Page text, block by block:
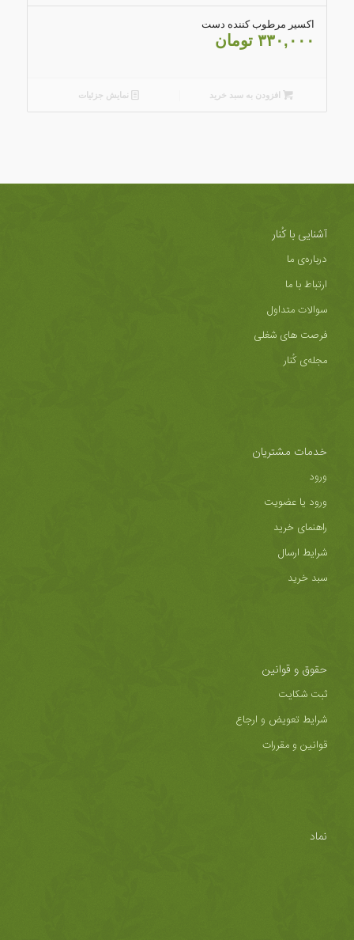
5.00
اکسیر مرطوب کننده دست
۳۳۰,۰۰۰ تومان
افزودن به سبد خرید نمایش جزئیات
آشنایی با کُنار
درباره‌ی ما
ارتباط با ما
سوالات متداول
فرصت های شغلی
مجله‌ی کُنار
خدمات مشتریان
ورود
ورود یا عضویت
راهنمای خرید
شرایط ارسال
سبد خرید
حقوق و قوانین
ثبت شکایت
شرایط تعویض و ارجاع
قوانین و مقررات
نماد